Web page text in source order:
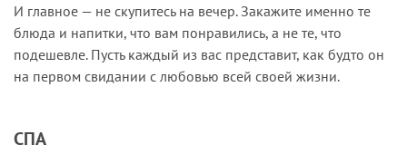
И главное — не скупитесь на вечер. Закажите именно те
блюда и напитки, что вам понравились, а не те, что
подешевле. Пусть каждый из вас представит, как будто он
на первом свидании с любовью всей своей жизни.
СПА